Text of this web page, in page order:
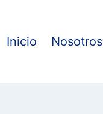
Inicio Nosotros